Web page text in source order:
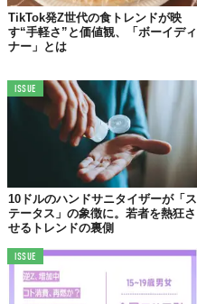
TikTok発Z世代の食トレンドが映
す“手軽さ”と価値観、「ボーイディ
ナー」とは
ISSUE
10ドルのハンドサニタイザーが「ス
テータス」の象徴に。若者を熱狂さ
せるトレンドの裏側
ISSUE